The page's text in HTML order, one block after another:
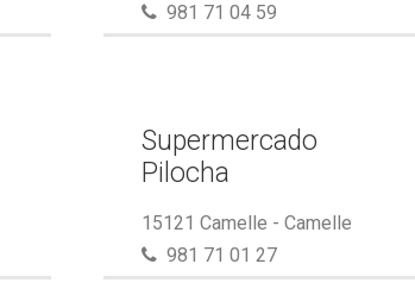
981 71 04 59
Supermercado
Pilocha
15121 Camelle - Camelle
981 71 01 27